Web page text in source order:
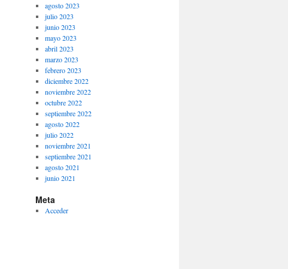
agosto 2023
julio 2023
junio 2023
mayo 2023
abril 2023
marzo 2023
febrero 2023
diciembre 2022
noviembre 2022
octubre 2022
septiembre 2022
agosto 2022
julio 2022
noviembre 2021
septiembre 2021
agosto 2021
junio 2021
Meta
Acceder